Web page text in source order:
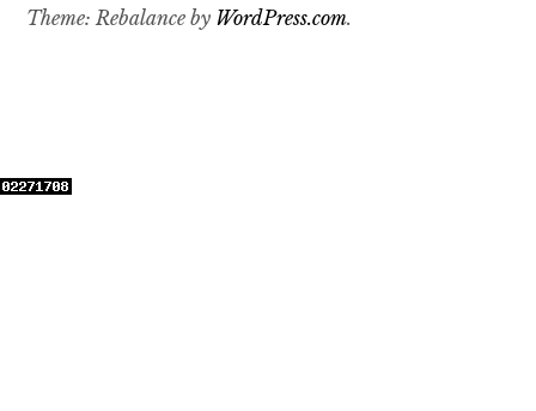
Theme: Rebalance by WordPress.com.